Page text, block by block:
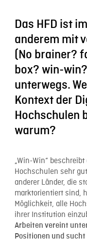
Das HFD ist
anderem mit
(No brainer?
box? win-
unterwegs.
Kontext der
Hochschulen
warum?
„Win-Win“
Hochschulen sehr
anderer Länder, die
marktorientiert sind,
Möglichkeit, alle
ihrer Institution
Arbeiten vereint
Positionen und